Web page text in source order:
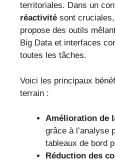
territoriales. Dans un
réactivité sont
propose des outils
Big Data et interfaces
toutes les tâches.
Voici les principaux
terrain :
Amélioration de
grâce à l’analyse
tableaux de bord
Réduction des